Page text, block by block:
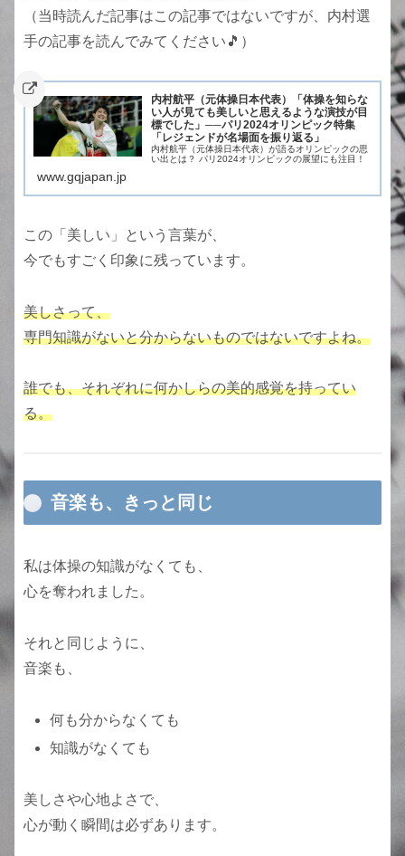
（当時読んだ記事はこの記事ではないですが、内村選
手の記事を読んでみてください🎵）
内村航平（元体操日本代表）「体操を知らな
い人が見ても美しいと思えるような演技が目
標でした」──パリ2024オリンピック特集
「レジェンドが名場面を振り返る」
内村航平（元体操日本代表）が語るオリンピックの思
い出とは？ パリ2024オリンピックの展望にも注目！
www.gqjapan.jp
この「美しい」という言葉が、
今でもすごく印象に残っています。
美しさって、
専門知識がないと分からないものではないですよね。
誰でも、それぞれに何かしらの美的感覚を持ってい
る。
音楽も、きっと同じ
私は体操の知識がなくても、
心を奪われました。
それと同じように、
音楽も、
何も分からなくても
知識がなくても
美しさや心地よさで、
心が動く瞬間は必ずあります。